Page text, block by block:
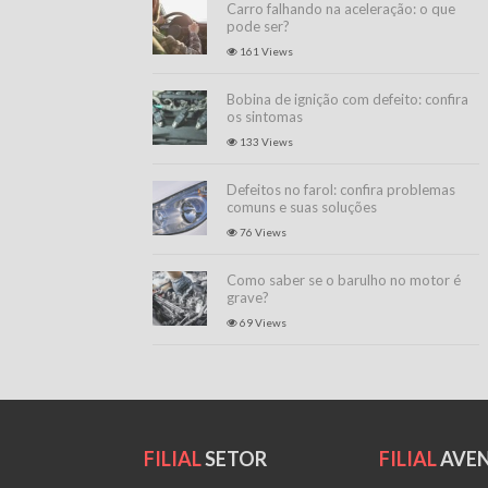
Carro falhando na aceleração: o que
pode ser?
161 Views
Bobina de ignição com defeito: confira
os sintomas
133 Views
Defeitos no farol: confira problemas
comuns e suas soluções
76 Views
Como saber se o barulho no motor é
grave?
69 Views
FILIALSETOR
FILIAL